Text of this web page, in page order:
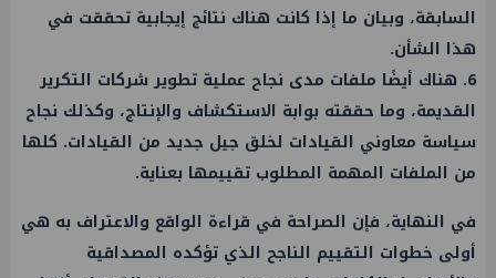
السابقة، وبيان ما إذا كانت هناك نتائج إيجابية تحققت في
هذا الشأن.
6. هناك أيضًا ملفات مدى نجاح عملية تطوير شركات التكرير
القديمة، وما حققته بوابة الاستكشاف والإنتاج، وكذلك نجاح
سياسة معاوني القيادات لخلق جيل جديد من القيادات. كلها
من الملفات المهمة المطلوب تقييمها بعناية.
في النهاية، فإن الصراحة في قراءة الواقع والاعتراف به هي
أولى خطوات التقييم الناجح الذي تؤكده المصداقية